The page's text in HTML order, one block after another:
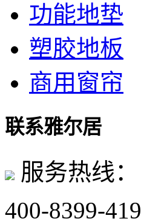
功能地垫
塑胶地板
商用窗帘
联系雅尔居
服务热线：
400-8399-419